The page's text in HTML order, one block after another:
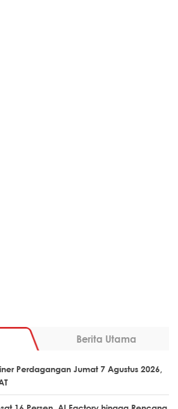
Berita Utama
Perdagangan Jumat 7 Agustus 2026,